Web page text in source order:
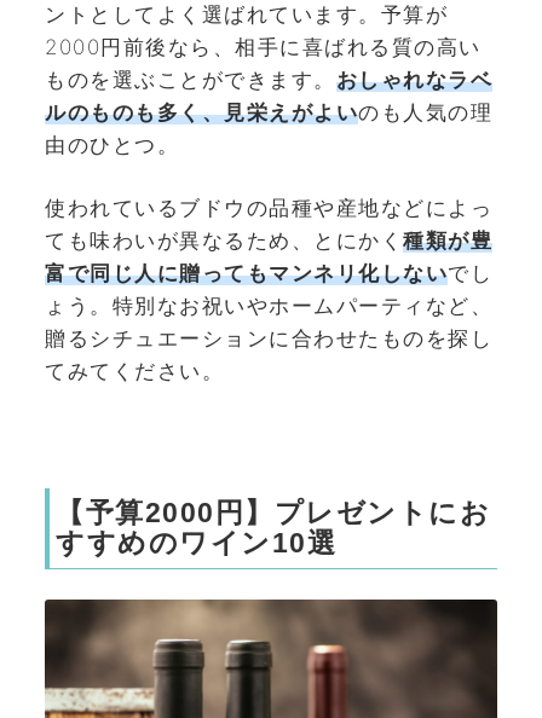
ントとしてよく選ばれています。予算が
2000円前後なら、相手に喜ばれる質の高い
ものを選ぶことができます。 おしゃれなラベ
ルのものも多く、見栄えがよいのも人気の理
由のひとつ。
使われているブドウの品種や産地などによっ
ても味わいが異なるため、とにかく 種類が豊
富で同じ人に贈ってもマンネリ化しないでし
ょう。特別なお祝いやホームパーティなど、
贈るシチュエーションに合わせたものを探し
てみてください。
【予算2000円】プレゼントにお
すすめのワイン10選